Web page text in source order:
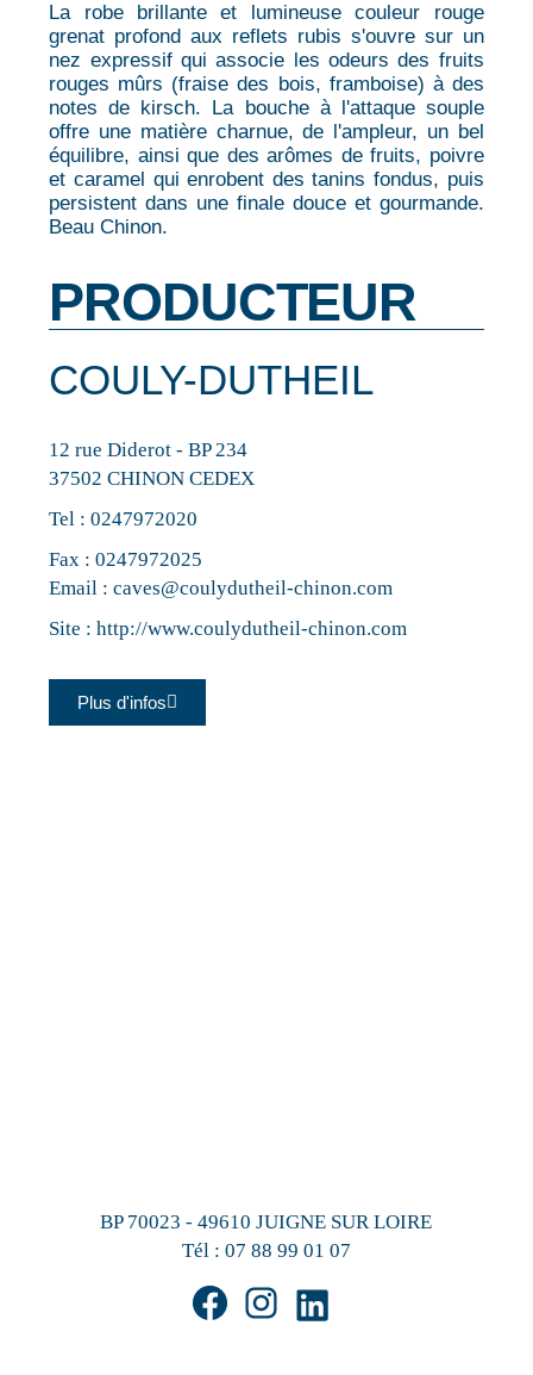
La robe brillante et lumineuse couleur rouge
grenat profond aux reflets rubis s'ouvre sur un
nez expressif qui associe les odeurs des fruits
rouges mûrs (fraise des bois, framboise) à des
notes de kirsch. La bouche à l'attaque souple
offre une matière charnue, de l'ampleur, un bel
équilibre, ainsi que des arômes de fruits, poivre
et caramel qui enrobent des tanins fondus, puis
persistent dans une finale douce et gourmande.
Beau Chinon.
PRODUCTEUR
COULY-DUTHEIL
12 rue Diderot - BP 234
37502 CHINON CEDEX
Tel :0247972020
Fax : 0247972025
Email :caves@coulydutheil-chinon.com
Site :http://www.coulydutheil-chinon.com
Plus d'infos
BP 70023 - 49610 JUIGNE SUR LOIRE
Tél : 07 88 99 01 07